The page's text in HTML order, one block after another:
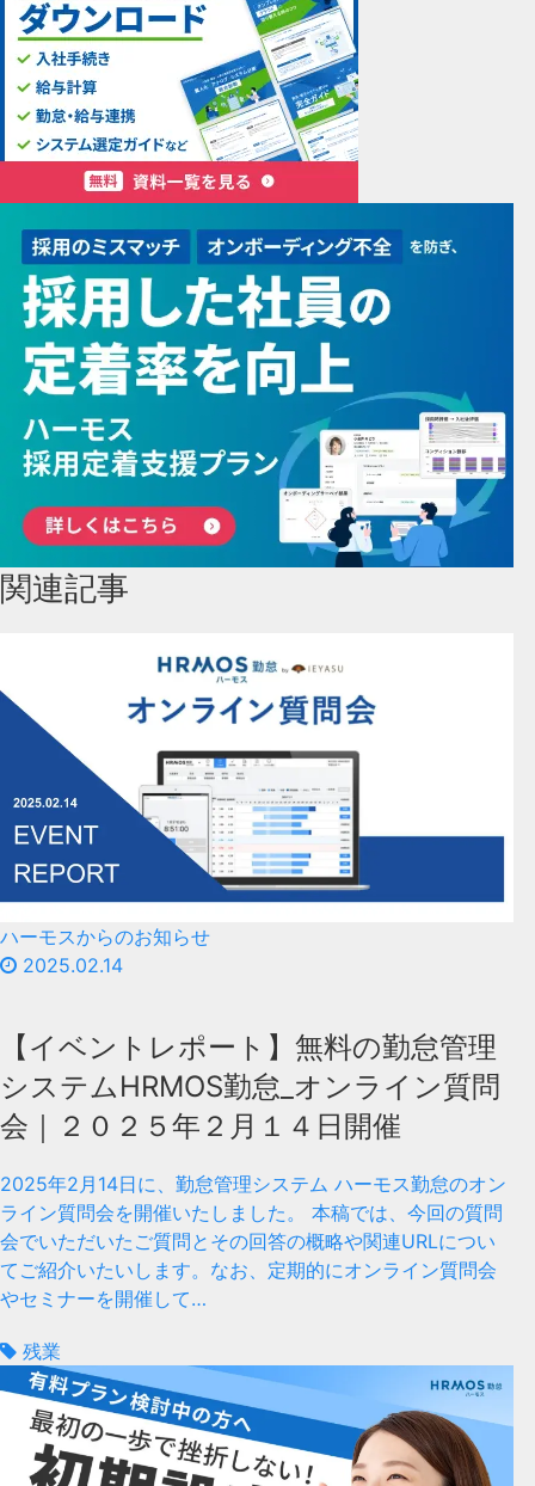
関連記事
ハーモスからのお知らせ
2025.02.14
【イベントレポート】無料の勤怠管理
システムHRMOS勤怠_オンライン質問
会｜２０２５年２月１４日開催
2025年2月14日に、勤怠管理システム ハーモス勤怠のオン
ライン質問会を開催いたしました。 本稿では、今回の質問
会でいただいたご質問とその回答の概略や関連URLについ
てご紹介いたいします。なお、定期的にオンライン質問会
やセミナーを開催して…
残業